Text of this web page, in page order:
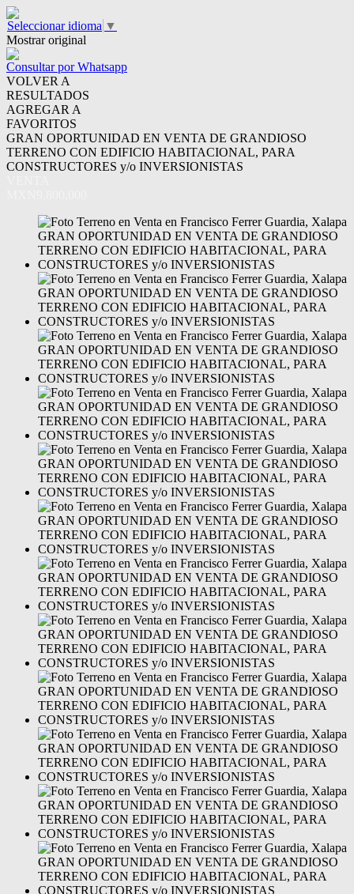
Seleccionar idioma ▼
Mostrar original
Consultar por Whatsapp
VOLVER A
RESULTADOS
AGREGAR A
FAVORITOS
GRAN OPORTUNIDAD EN VENTA DE GRANDIOSO
TERRENO CON EDIFICIO HABITACIONAL, PARA
CONSTRUCTORES y/o INVERSIONISTAS